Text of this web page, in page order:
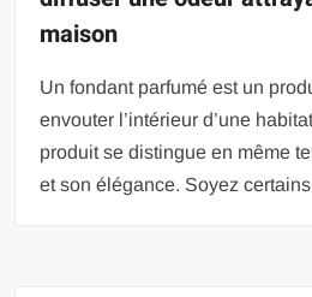
maison
Un fondant parfumé est un
envouter l’intérieur d’une
produit se distingue en même
et son élégance. Soyez